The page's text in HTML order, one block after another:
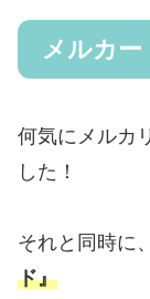
メルカー
何気にメルカ
した！
それと同時に
ド』